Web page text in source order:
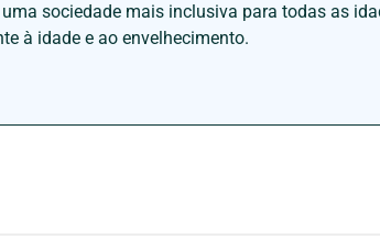
sociedade mais inclusiva para todas as
à idade e ao envelhecimento.